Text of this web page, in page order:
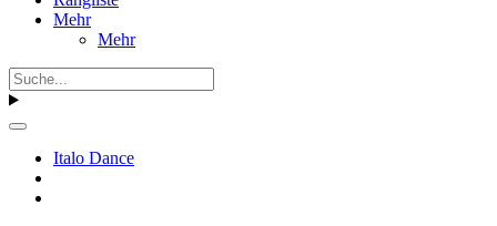
Mehr
Mehr
Italo Dance